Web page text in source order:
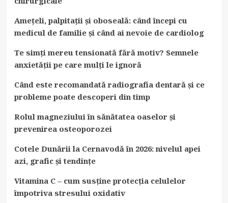
Amețeli, palpitații și oboseală: când începi cu
medicul de familie și când ai nevoie de cardiolog
Te simți mereu tensionată fără motiv? Semnele
anxietății pe care mulți le ignoră
Când este recomandată radiografia dentară și ce
probleme poate descoperi din timp
Rolul magneziului în sănătatea oaselor și
prevenirea osteoporozei
Cotele Dunării la Cernavodă în 2026: nivelul apei
azi, grafic și tendințe
Vitamina C – cum susține protecția celulelor
împotriva stresului oxidativ